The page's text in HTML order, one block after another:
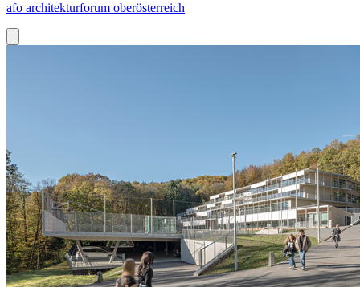
afo architekturforum oberösterreich